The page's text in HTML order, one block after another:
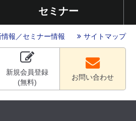
セミナー
報 ／セミナー情報 サイトマップ
新規会員登録
(無料)
お問い合わせ